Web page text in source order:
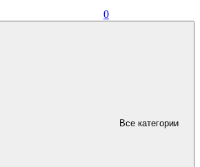
0
Все категории